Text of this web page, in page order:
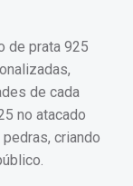
de prata 925
de cada
no atacado
criando